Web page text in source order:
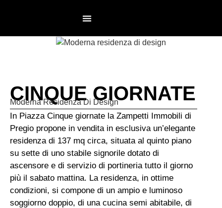
CINQUE GIORNATE
Moderna Residenza Di Design
In Piazza Cinque giornate la Zampetti Immobili di
Pregio propone in vendita in esclusiva un’elegante
residenza di 137 mq circa, situata al quinto piano
su sette di uno stabile signorile dotato di
ascensore e di servizio di portineria tutto il giorno
più il sabato mattina. La residenza, in ottime
condizioni, si compone di un ampio e luminoso
soggiorno doppio, di una cucina semi abitabile, di